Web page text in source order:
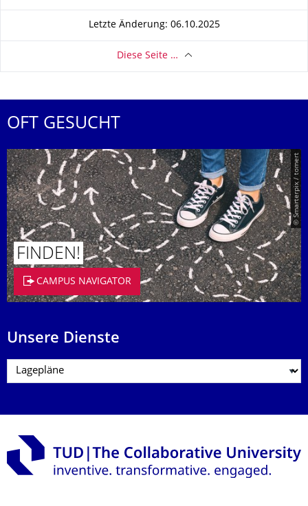
Letzte Änderung: 06.10.2025
Diese Seite …
OFT GESUCHT
© Smarterpix / tomert
FINDEN!
CAMPUS NAVIGATOR
Unsere Dienste